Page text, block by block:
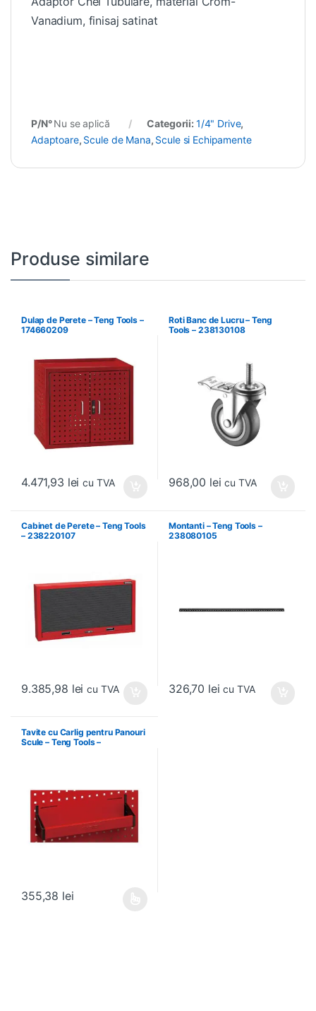
Vanadium, finisaj satinat
P/N°Nu se aplică Categorii: 1/4" Drive,
Adaptoare, Scule de Mana, Scule si Echipamente
Produse similare
Dulap de Perete – Teng Tools –
174660209
4.471,93 lei cu TVA
Roti Banc de Lucru – Teng
Tools – 238130108
968,00 lei cu TVA
Cabinet de Perete – Teng Tools
– 238220107
9.385,98 lei cu TVA
Montanti – Teng Tools –
238080105
326,70 lei cu TVA
Tavite cu Carlig pentru Panouri
Scule – Teng Tools –
355,38 lei